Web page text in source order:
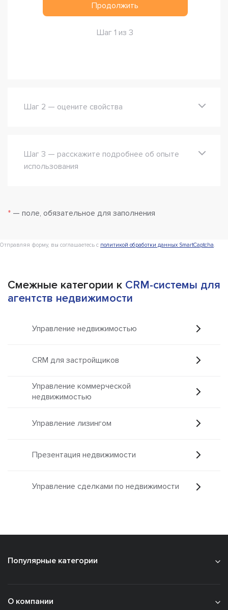
Шаг 1 из 3
Продолжить
Шаг 2 — оцените свойства
Шаг 3 — расскажите подробнее об опыте
использования
* — поле, обязательное для заполнения
Отправляя форму, вы соглашаетесь с политикой обработки данных SmartCaptcha.
Смежные категории к CRM-системы для
агентств недвижимости
Управление недвижимостью
CRM для застройщиков
Управление коммерческой
недвижимостью
Управление лизингом
Презентация недвижимости
Управление сделками по недвижимости
Популярные категории
О компании